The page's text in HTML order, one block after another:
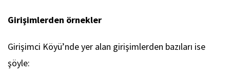
Girişimlerden örnekler
Girişimci Köyü’nde yer alan girişimlerden bazıları ise
şöyle: